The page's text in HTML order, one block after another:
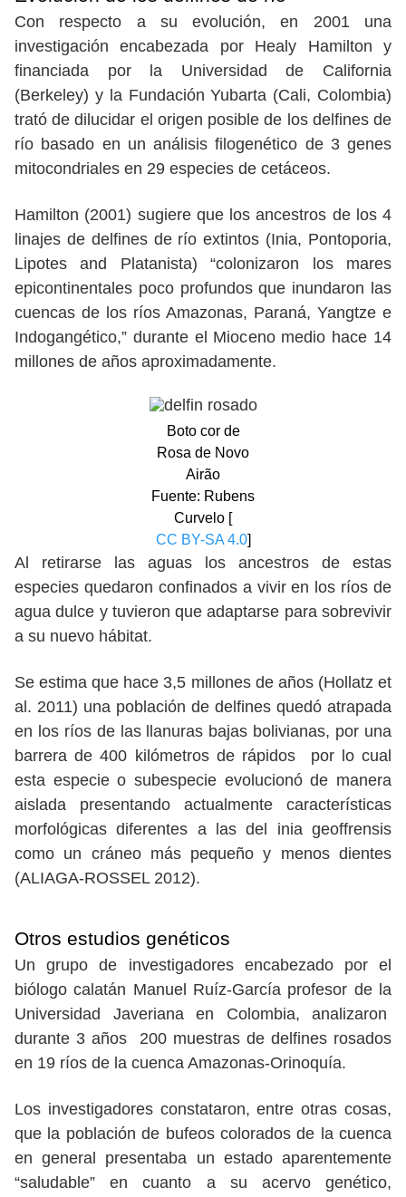
Con respecto a su evolución, en 2001 una
investigación encabezada por Healy Hamilton y
financiada por la Universidad de California
(Berkeley) y la Fundación Yubarta (Cali, Colombia)
trató de dilucidar el origen posible de los delfines de
río basado en un análisis filogenético de 3 genes
mitocondriales en 29 especies de cetáceos.
Hamilton (2001) sugiere que los ancestros de los 4
linajes de delfines de río extintos (Inia, Pontoporia,
Lipotes and Platanista) “colonizaron los mares
epicontinentales poco profundos que inundaron las
cuencas de los ríos Amazonas, Paraná, Yangtze e
Indogangético,” durante el Mioceno medio hace 14
millones de años aproximadamente.
Boto cor de
Rosa de Novo
Airão
Fuente: Rubens
Curvelo [
CC BY-SA 4.0]
Al retirarse las aguas los ancestros de estas
especies quedaron confinados a vivir en los ríos de
agua dulce y tuvieron que adaptarse para sobrevivir
a su nuevo hábitat.
Se estima que hace 3,5 millones de años (Hollatz et
al. 2011) una población de delfines quedó atrapada
en los ríos de las llanuras bajas bolivianas, por una
barrera de 400 kilómetros de rápidos por lo cual
esta especie o subespecie evolucionó de manera
aislada presentando actualmente características
morfológicas diferentes a las del inia geoffrensis
como un cráneo más pequeño y menos dientes
(ALIAGA-ROSSEL 2012).
Otros estudios genéticos
Un grupo de investigadores encabezado por el
biólogo calatán Manuel Ruíz-García profesor de la
Universidad Javeriana en Colombia, analizaron
durante 3 años 200 muestras de delfines rosados
en 19 ríos de la cuenca Amazonas-Orinoquía.
Los investigadores constataron, entre otras cosas,
que la población de bufeos colorados de la cuenca
en general presentaba un estado aparentemente
“saludable” en cuanto a su acervo genético,